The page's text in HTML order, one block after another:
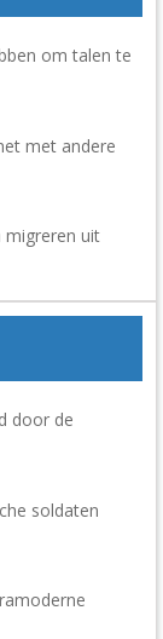
om talen te
met andere
uit
door de
soldaten